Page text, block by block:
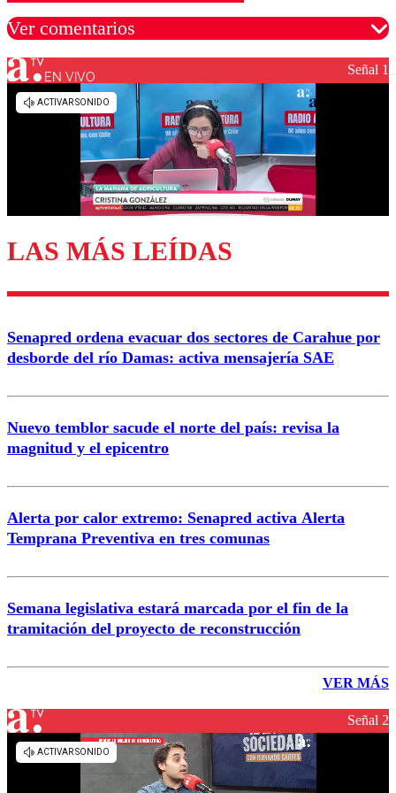
Ver comentarios
Los comentarios son moderados para garantizar un
diálogo respetuoso.
Enviar comentario
EN VIVO Señal 1
LAS MÁS LEÍDAS
Senapred ordena evacuar dos sectores de Carahue por
desborde del río Damas: activa mensajería SAE
Nuevo temblor sacude el norte del país: revisa la
magnitud y el epicentro
Alerta por calor extremo: Senapred activa Alerta
Temprana Preventiva en tres comunas
Semana legislativa estará marcada por el fin de la
tramitación del proyecto de reconstrucción
VER MÁS
Señal 2